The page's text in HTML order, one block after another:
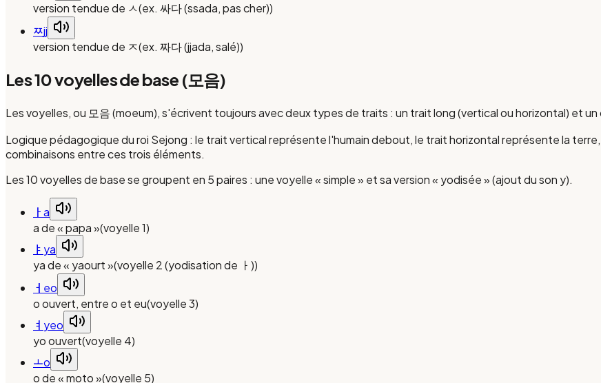
version tendue de ㅅ(ex. 싸다 (ssada, pas cher))
ㅉjj
version tendue de ㅈ(ex. 짜다 (jjada, salé))
Les 10 voyelles de base (모음)
Les voyelles, ou 모음 (moeum), s'écrivent toujours avec deux types de traits : un trait long (vertical ou horizontal) et
Logique pédagogique du roi Sejong : le trait vertical représente l'humain debout, le trait horizontal représente la
combinaisons entre ces trois éléments.
Les 10 voyelles de base se groupent en 5 paires : une voyelle « simple » et sa version « yodisée » (ajout du son y).
ㅏa
a de « papa »(voyelle 1)
ㅑ ya
ya de « yaourt »(voyelle 2 (yodisation de ㅏ))
ㅓ eo
o ouvert, entre o et eu(voyelle 3)
ㅕ yeo
yo ouvert(voyelle 4)
ㅗo
o de « moto »(voyelle 5)